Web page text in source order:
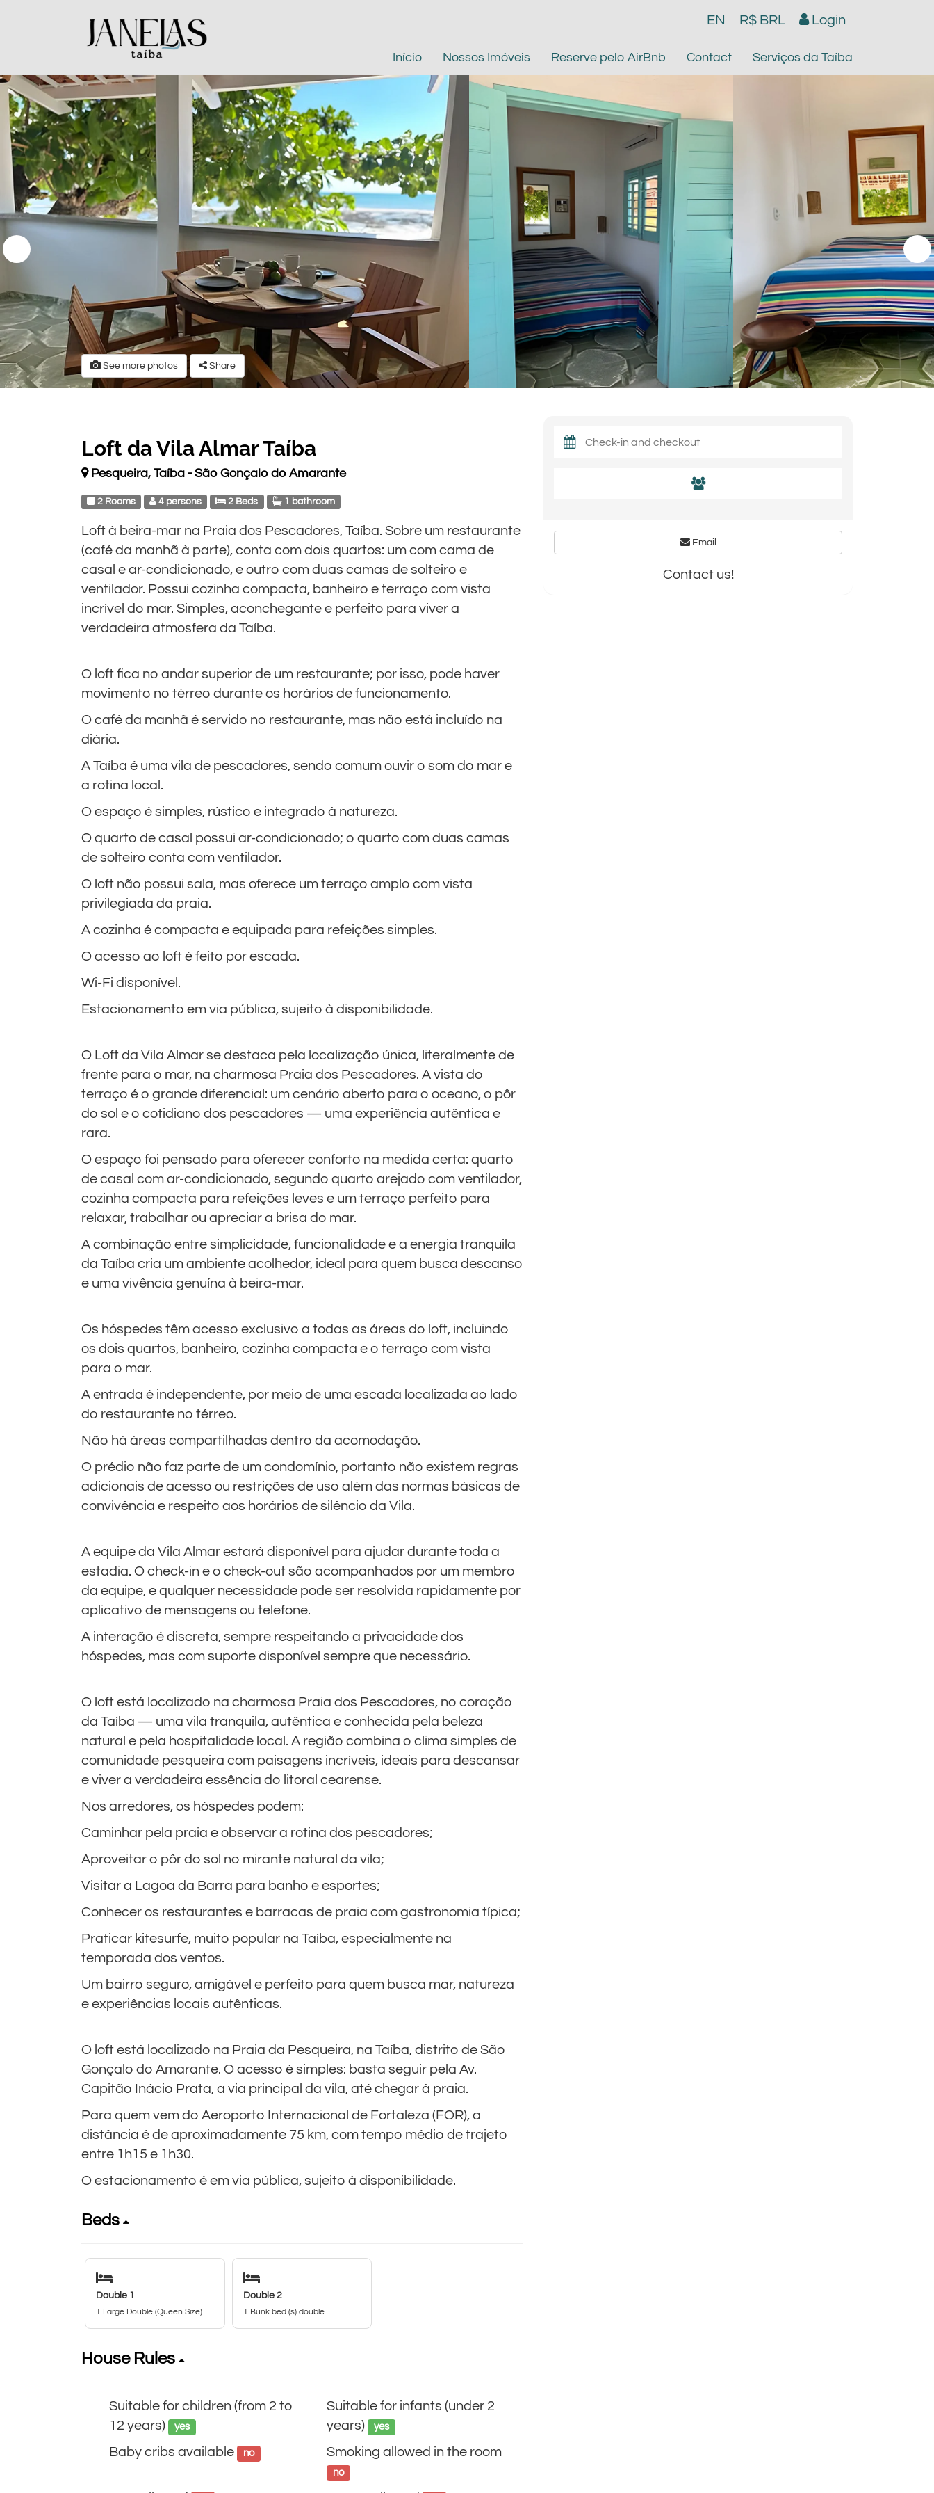
EN R$ BRL Login
Início Nossos Imóveis Reserve pelo AirBnb Contact Serviços da Taíba
See more photos Share
Loft da Vila Almar Taíba
Pesqueira, Taíba - São Gonçalo do Amarante
2 Rooms 4 persons 2 Beds 1 bathroom
Loft à beira-mar na Praia dos Pescadores, Taíba. Sobre um restaurante
(café da manhã à parte), conta com dois quartos: um com cama de
casal e ar-condicionado, e outro com duas camas de solteiro e
ventilador. Possui cozinha compacta, banheiro e terraço com vista
incrível do mar. Simples, aconchegante e perfeito para viver a
verdadeira atmosfera da Taíba.
O loft fica no andar superior de um restaurante; por isso, pode haver
movimento no térreo durante os horários de funcionamento.
O café da manhã é servido no restaurante, mas não está incluído na
diária.
A Taíba é uma vila de pescadores, sendo comum ouvir o som do mar e
a rotina local.
O espaço é simples, rústico e integrado à natureza.
O quarto de casal possui ar-condicionado; o quarto com duas camas
de solteiro conta com ventilador.
O loft não possui sala, mas oferece um terraço amplo com vista
privilegiada da praia.
A cozinha é compacta e equipada para refeições simples.
O acesso ao loft é feito por escada.
Wi-Fi disponível.
Estacionamento em via pública, sujeito à disponibilidade.
O Loft da Vila Almar se destaca pela localização única, literalmente de
frente para o mar, na charmosa Praia dos Pescadores. A vista do
terraço é o grande diferencial: um cenário aberto para o oceano, o pôr
do sol e o cotidiano dos pescadores — uma experiência autêntica e
rara.
O espaço foi pensado para oferecer conforto na medida certa: quarto
de casal com ar-condicionado, segundo quarto arejado com ventilador,
cozinha compacta para refeições leves e um terraço perfeito para
relaxar, trabalhar ou apreciar a brisa do mar.
A combinação entre simplicidade, funcionalidade e a energia tranquila
da Taíba cria um ambiente acolhedor, ideal para quem busca descanso
e uma vivência genuína à beira-mar.
Os hóspedes têm acesso exclusivo a todas as áreas do loft, incluindo
os dois quartos, banheiro, cozinha compacta e o terraço com vista
para o mar.
A entrada é independente, por meio de uma escada localizada ao lado
do restaurante no térreo.
Não há áreas compartilhadas dentro da acomodação.
O prédio não faz parte de um condomínio, portanto não existem regras
adicionais de acesso ou restrições de uso além das normas básicas de
convivência e respeito aos horários de silêncio da Vila.
A equipe da Vila Almar estará disponível para ajudar durante toda a
estadia. O check-in e o check-out são acompanhados por um membro
da equipe, e qualquer necessidade pode ser resolvida rapidamente por
aplicativo de mensagens ou telefone.
A interação é discreta, sempre respeitando a privacidade dos
hóspedes, mas com suporte disponível sempre que necessário.
O loft está localizado na charmosa Praia dos Pescadores, no coração
da Taíba — uma vila tranquila, autêntica e conhecida pela beleza
natural e pela hospitalidade local. A região combina o clima simples de
comunidade pesqueira com paisagens incríveis, ideais para descansar
e viver a verdadeira essência do litoral cearense.
Nos arredores, os hóspedes podem:
Caminhar pela praia e observar a rotina dos pescadores;
Aproveitar o pôr do sol no mirante natural da vila;
Visitar a Lagoa da Barra para banho e esportes;
Conhecer os restaurantes e barracas de praia com gastronomia típica;
Praticar kitesurfe, muito popular na Taíba, especialmente na
temporada dos ventos.
Um bairro seguro, amigável e perfeito para quem busca mar, natureza
e experiências locais autênticas.
O loft está localizado na Praia da Pesqueira, na Taíba, distrito de São
Gonçalo do Amarante. O acesso é simples: basta seguir pela Av.
Capitão Inácio Prata, a via principal da vila, até chegar à praia.
Para quem vem do Aeroporto Internacional de Fortaleza (FOR), a
distância é de aproximadamente 75 km, com tempo médio de trajeto
entre 1h15 e 1h30.
O estacionamento é em via pública, sujeito à disponibilidade.
Beds
Double 1
1 Large Double (Queen Size)
Double 2
1 Bunk bed (s) double
House Rules
Suitable for children (from 2 to
12 years)
yes
Suitable for infants (under 2
years)
yes
Baby cribs available no Smoking allowed in the room
no
Email
Contact us!